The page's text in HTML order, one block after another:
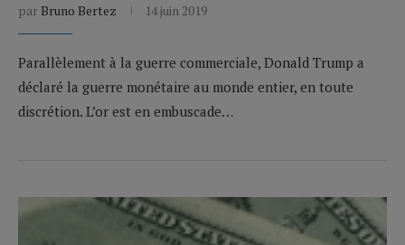
par Bruno Bertez 14 juin 2019
Parallèlement à la guerre commerciale, Donald Trump a
déclaré la guerre monétaire au monde entier, en toute
discrétion. L’or est en embuscade…